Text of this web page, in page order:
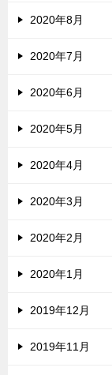
2020年8月
2020年7月
2020年6月
2020年5月
2020年4月
2020年3月
2020年2月
2020年1月
2019年12月
2019年11月